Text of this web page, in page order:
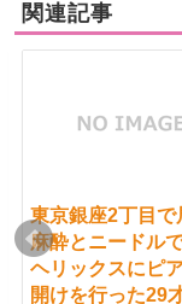
関連記事
東京銀座2丁目で
麻酔とニードル
ヘリックスにピ
開けを行った29